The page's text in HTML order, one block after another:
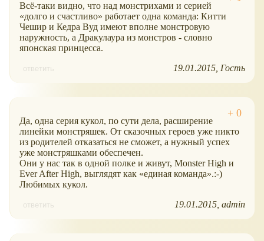
Всё-таки видно, что над монстрихами и серией
долго и счастливо
работает одна команда: Китти
Чешир и Кедра Вуд имеют вполне монстровую
наружность, а Дракулаура из монстров - словно
японская принцесса.
ответить 19.01.2015 Гость
Да, одна серия кукол, по сути дела, расширение
линейки монстряшек. От сказочных героев уже никто
из родителей отказаться не сможет, а нужный успех
уже монстряшками обеспечен.
Они у нас так в одной полке и живут, Monster High и
Ever After High, выглядят как
единая команда .:-)
Любимых кукол.
ответить 19.01.2015 admin